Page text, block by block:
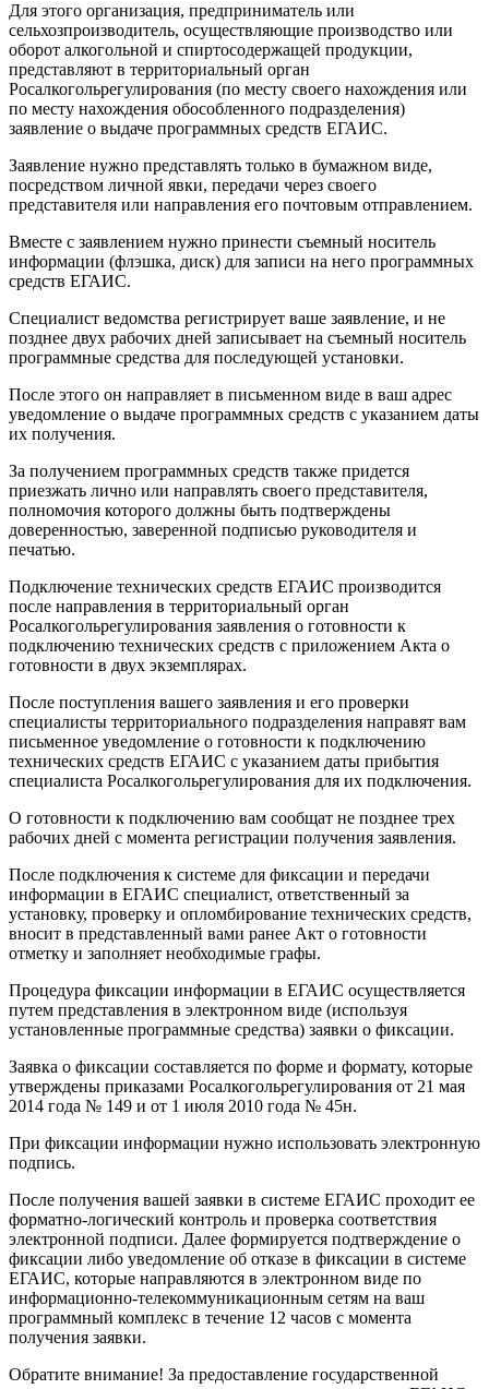
Для этого организация, предприниматель или
сельхозпроизводитель, осуществляющие производство или
оборот алкогольной и спиртосодержащей продукции,
представляют в территориальный орган
Росалкогольрегулирования (по месту своего нахождения или
по месту нахождения обособленного подразделения)
заявление о выдаче программных средств ЕГАИС.
Заявление нужно представлять только в бумажном виде,
посредством личной явки, передачи через своего
представителя или направления его почтовым отправлением.
Вместе с заявлением нужно принести съемный носитель
информации (флэшка, диск) для записи на него программных
средств ЕГАИС.
Специалист ведомства регистрирует ваше заявление, и не
позднее двух рабочих дней записывает на съемный носитель
программные средства для последующей установки.
После этого он направляет в письменном виде в ваш адрес
уведомление о выдаче программных средств с указанием даты
их получения.
За получением программных средств также придется
приезжать лично или направлять своего представителя,
полномочия которого должны быть подтверждены
доверенностью, заверенной подписью руководителя и
печатью.
Подключение технических средств ЕГАИС производится
после направления в территориальный орган
Росалкогольрегулирования заявления о готовности к
подключению технических средств с приложением Акта о
готовности в двух экземплярах.
После поступления вашего заявления и его проверки
специалисты территориального подразделения направят вам
письменное уведомление о готовности к подключению
технических средств ЕГАИС с указанием даты прибытия
специалиста Росалкогольрегулирования для их подключения.
О готовности к подключению вам сообщат не позднее трех
рабочих дней с момента регистрации получения заявления.
После подключения к системе для фиксации и передачи
информации в ЕГАИС специалист, ответственный за
установку, проверку и опломбирование технических средств,
вносит в представленный вами ранее Акт о готовности
отметку и заполняет необходимые графы.
Процедура фиксации информации в ЕГАИС осуществляется
путем представления в электронном виде (используя
установленные программные средства) заявки о фиксации.
Заявка о фиксации составляется по форме и формату, которые
утверждены приказами Росалкогольрегулирования от 21 мая
2014 года № 149 и от 1 июля 2010 года № 45н.
При фиксации информации нужно использовать электронную
подпись.
После получения вашей заявки в системе ЕГАИС проходит ее
форматно-логический контроль и проверка соответствия
электронной подписи. Далее формируется подтверждение о
фиксации либо уведомление об отказе в фиксации в системе
ЕГАИС, которые направляются в электронном виде по
информационно-телекоммуникационным сетям на ваш
программный комплекс в течение 12 часов с момента
получения заявки.
Обратите внимание! За предоставление государственной